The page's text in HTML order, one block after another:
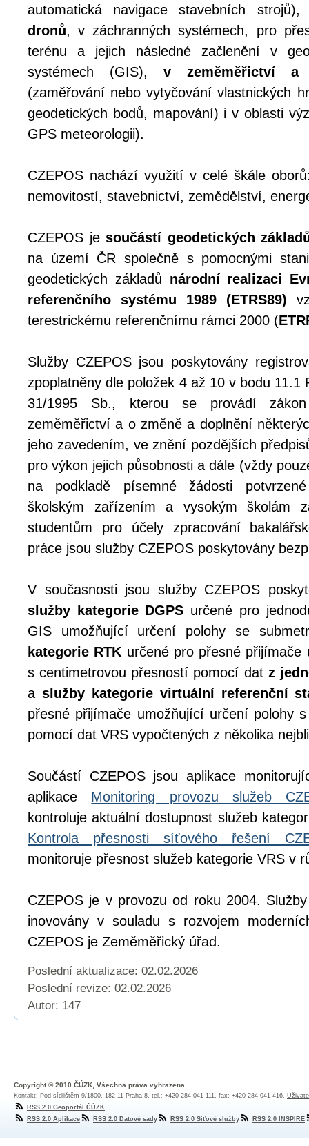
automatická navigace stavebních
dronů, v záchranných systémech, pro
terénu a jejich následné začlenění v
systémech (GIS), v zeměměřictví a
(zaměřování nebo vytyčování vlastnických
geodetických bodů, mapování) i v oblasti
GPS meteorologii).
CZEPOS nachází využití v celé škále
nemovitostí, stavebnictví, zemědělství,
CZEPOS jesoučástí geodetických
na území ČR společně s pomocnými
geodetických základů národní realizaci
referenčního systému 1989 (ETRS89)
terestrickému referenčnímu rámci 2000 (
Služby CZEPOS jsou poskytovány
zpoplatněny dle položek 4 až 10 v bodu 11.1
31/1995 Sb., kterou se provádí
zeměměřictví a o změně a doplnění
jeho zavedením, ve znění pozdějších
pro výkon jejich působnosti a dále (vždy
na podkladě písemné žádosti
školským zařízením a vysokým školám
studentům pro účely zpracování
práce jsou služby CZEPOS poskytovány
V současnosti jsou služby CZEPOS
služby kategorie DGPS určené pro
GIS umožňující určení polohy se
kategorie RTK určené pro přesné
s centimetrovou přesností pomocí dat z
a služby kategorie virtuální referenční
přesné přijímače umožňující určení polohy
pomocí dat VRS vypočtených z několika
Součástí CZEPOS jsou aplikace
aplikace Monitoring provozu služeb
kontroluje aktuální dostupnost služeb
Kontrola přesnosti síťového řešení
monitoruje přesnost služeb kategorie VRS v
CZEPOS je v provozu od roku 2004.
inovovány v souladu s rozvojem
CZEPOS je Zeměměřický úřad.
Poslední aktualizace: 02.02.2026
Poslední revize: 02.02.2026
Autor: 147
Copyright © 2010 ČÚZK, Všechna práva vyhrazena
Kontakt: Pod sídlištěm 9/1800, 182 11 Praha 8, tel.: +420 284 041 111, fax: +420 284 041 416,
RSS 2.0 Geoportál ČÚZK
RSS 2.0 Aplikace
RSS 2.0 Datové sady RSS 2.0 Síťové služby RSS 2.0 INSPIRE